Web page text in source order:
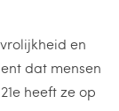
en
dat mensen
heeft ze op